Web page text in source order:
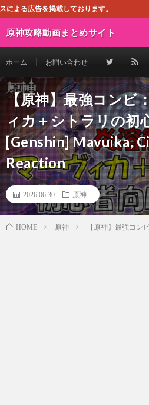
載しております。
原神攻略動画まとめサイト
ホーム お問い合わせ
【原神】最強コンビ
ィカ＋シトラリの初
[Genshin] Mavuika,
Reaction
2026.06.30 原神
HOME 原神 【原神】最強コ